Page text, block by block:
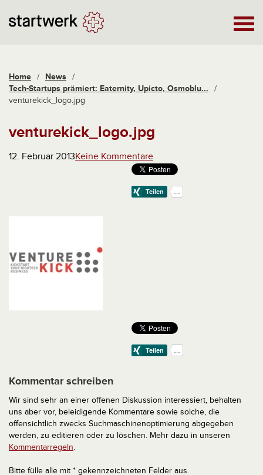
Home / News /
Tech-Startups prämiert: Eaternity, Upicto, Osmoblu...
/
venturekick_logo.jpg
venturekick_logo.jpg
12. Februar 2013Keine Kommentare
Kommentar schreiben
Wir sind sehr an einer offenen Diskussion interessiert, behalten
uns aber vor, beleidigende Kommentare sowie solche, die
offensichtlich zwecks Suchmaschinenoptimierung abgegeben
werden, zu editieren oder zu löschen. Mehr dazu in unseren
Kommentarregeln.
Bitte fülle alle mit * gekennzeichneten Felder aus.